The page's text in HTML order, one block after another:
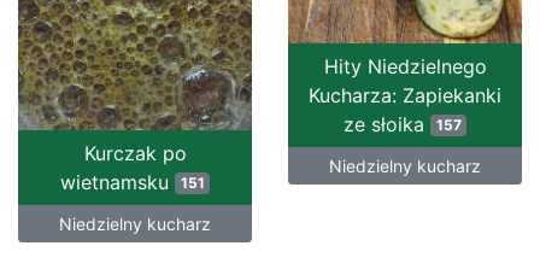
Hity Niedzielnego
Kucharza: Zapiekanki
ze słoika
157
Niedzielny kucharz
Kurczak po
wietnamsku
151
Niedzielny kucharz